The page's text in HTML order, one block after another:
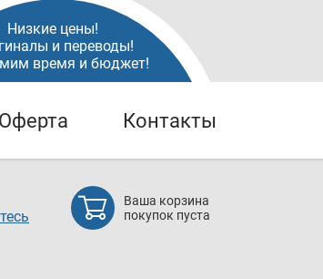
Низкие цены!
и переводы!
время и бюджет!
Оферта Контакты
Ваша корзина
покупок пуста